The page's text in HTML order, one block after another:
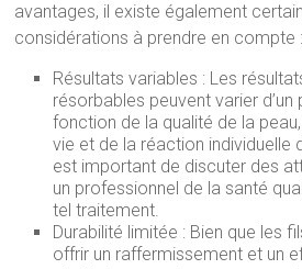
avantages, il existe également
considérations à prendre en compte :
Résultats variables : Les
résorbables peuvent varier d’un
fonction de la qualité de la
vie et de la réaction individuelle
est important de discuter des
un professionnel de la santé
tel traitement.
Durabilité limitée : Bien que les
offrir un raffermissement et un